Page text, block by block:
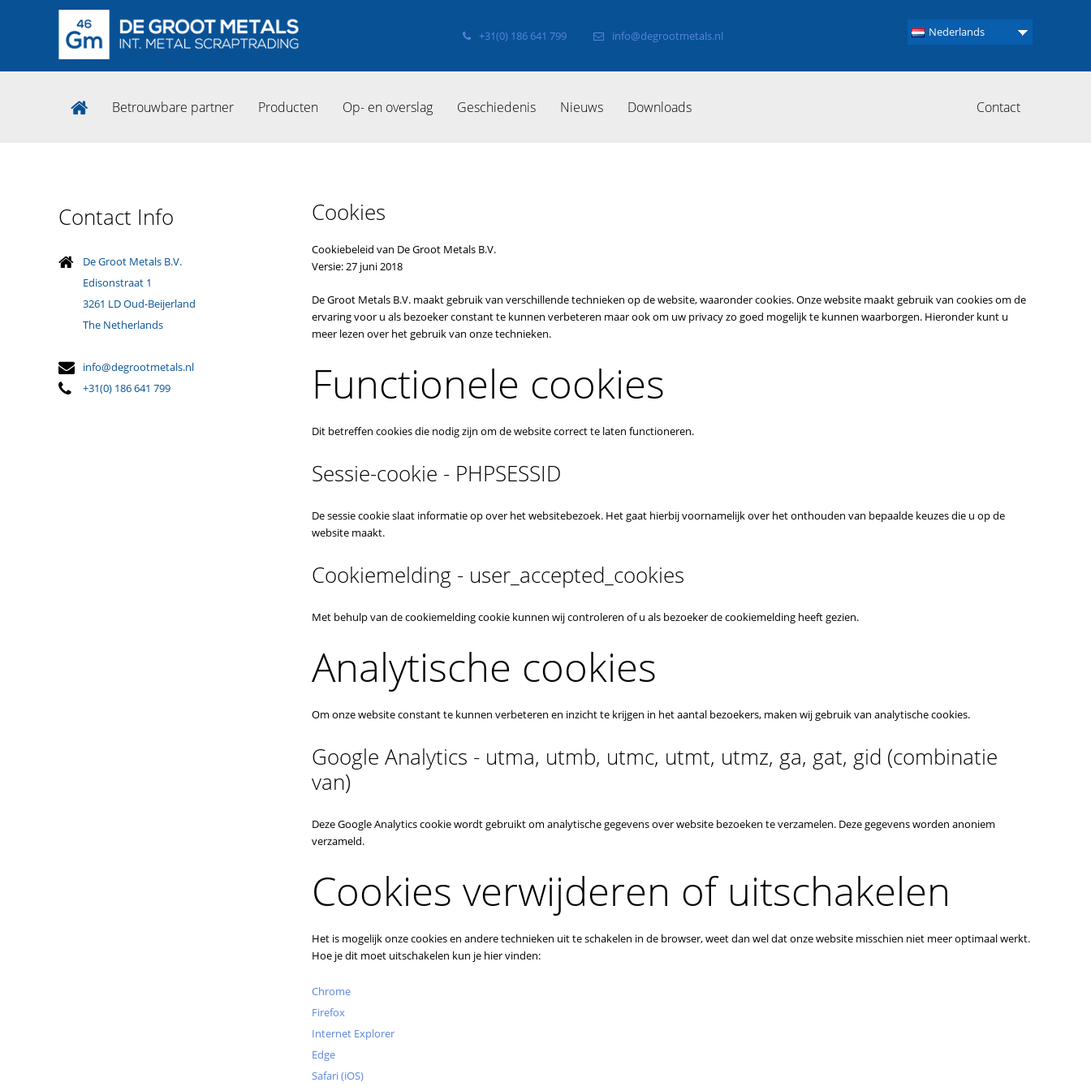
Nederlands
+31(0) 186 641 799 info@degrootmetals.nl
Betrouwbare partner Producten Op- en overslag Geschiedenis Nieuws Downloads Contact
Contact Info
De Groot Metals B.V.
Edisonstraat 1
3261 LD Oud-Beijerland
The Netherlands
info@degrootmetals.nl
+31(0) 186 641 799
Cookies
Cookiebeleid van De Groot Metals B.V.
Versie: 27 juni 2018
De Groot Metals B.V. maakt gebruik van verschillende technieken op de website, waaronder cookies. Onze website maakt gebruik van cookies om de
ervaring voor u als bezoeker constant te kunnen verbeteren maar ook om uw privacy zo goed mogelijk te kunnen waarborgen. Hieronder kunt u
meer lezen over het gebruik van onze technieken.
Functionele cookies
Dit betreffen cookies die nodig zijn om de website correct te laten functioneren.
Sessie-cookie - PHPSESSID
De sessie cookie slaat informatie op over het websitebezoek. Het gaat hierbij voornamelijk over het onthouden van bepaalde keuzes die u op de
website maakt.
Cookiemelding - user_accepted_cookies
Met behulp van de cookiemelding cookie kunnen wij controleren of u als bezoeker de cookiemelding heeft gezien.
Analytische cookies
Om onze website constant te kunnen verbeteren en inzicht te krijgen in het aantal bezoekers, maken wij gebruik van analytische cookies.
Google Analytics - utma, utmb, utmc, utmt, utmz, ga, gat, gid (combinatie
van)
Deze Google Analytics cookie wordt gebruikt om analytische gegevens over website bezoeken te verzamelen. Deze gegevens worden anoniem
verzameld.
Cookies verwijderen of uitschakelen
Het is mogelijk onze cookies en andere technieken uit te schakelen in de browser, weet dan wel dat onze website misschien niet meer optimaal werkt.
Hoe je dit moet uitschakelen kun je hier vinden:
Chrome
Firefox
Internet Explorer
Edge
Safari (iOS)